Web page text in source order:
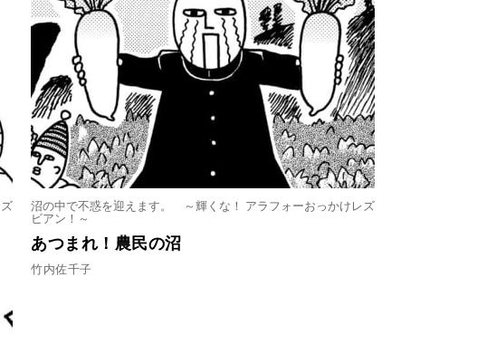
沼の中で不惑を迎えます。 ～輝くな！ アラフォーおっかけレズ
ビアン！～
あつまれ！農民の沼
竹内佐千子